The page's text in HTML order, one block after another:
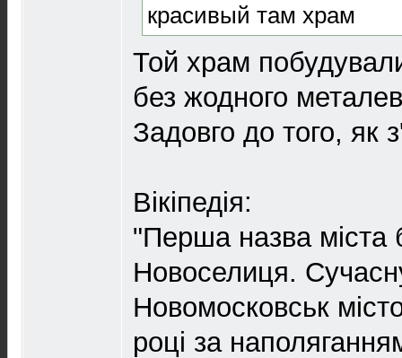
красивый там храм
Той храм
без жодного
Задовго до того, як
Вікіпедія:
"Перша назва міста
Новоселиця.
Новомосковськ
році за